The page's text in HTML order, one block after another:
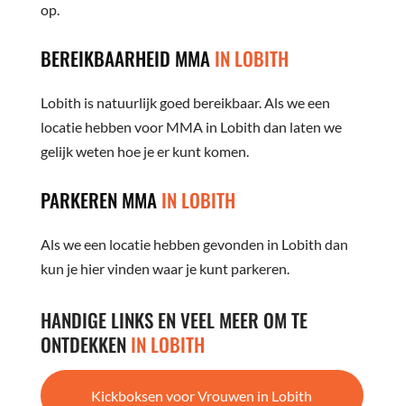
op.
BEREIKBAARHEID MMAIN LOBITH
Lobith is natuurlijk goed bereikbaar. Als we een
locatie hebben voor MMA in Lobith dan laten we
gelijk weten hoe je er kunt komen.
PARKEREN MMAIN LOBITH
Als we een locatie hebben gevonden in Lobith dan
kun je hier vinden waar je kunt parkeren.
HANDIGE LINKS EN VEEL MEER OM TE
ONTDEKKENIN LOBITH
Kickboksen voor Vrouwen in Lobith